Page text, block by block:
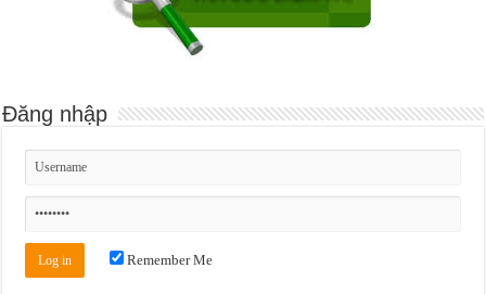
Đăng nhập
Remember Me